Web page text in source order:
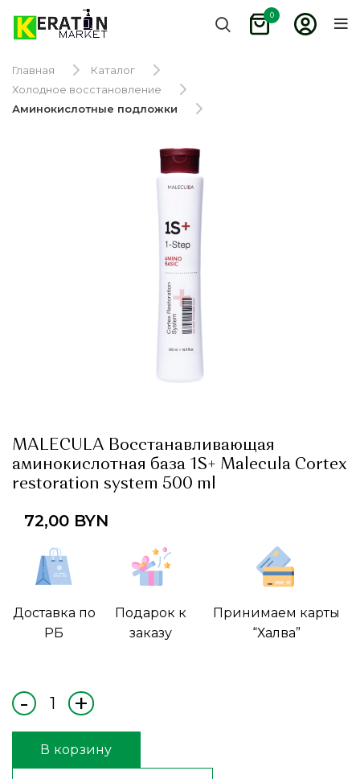
0
Главная
Каталог
Холодное восстановление
Аминокислотные подложки
MALECULA Восстанавливающая
аминокислотная база 1S+ Malecula Cortex
restoration system 500 ml
72,00 BYN
Доставка по
РБ
Подарок к
заказу
Принимаем карты
“Халва”
В корзину